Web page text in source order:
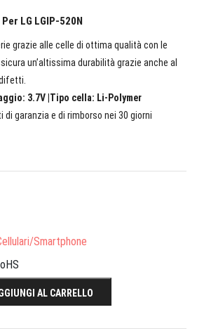
LG LGIP-520N
grazie alle celle di ottima qualità con le
un’altissima durabilità grazie anche al
3.7V |Tipo cella: Li-Polymer
di garanzia e di rimborso nei 30 giorni
Smartphone
AL CARRELLO